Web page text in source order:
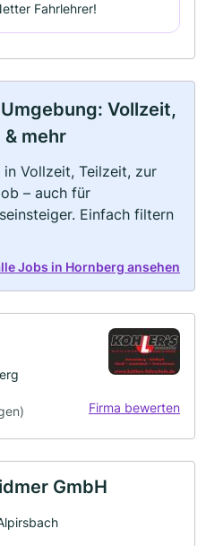
Fahrlehrer!
Vollzeit,
mehr
Vollzeit, Teilzeit, zur
– auch für
Einfach filtern
Jobs in Hornberg ansehen
Firma bewerten
GmbH